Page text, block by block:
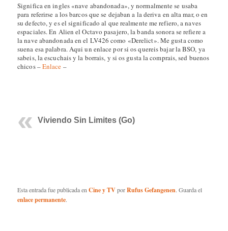
Significa en ingles «nave abandonada», y normalmente se usaba
para referirse a los barcos que se dejaban a la deriva en alta mar, o en
su defecto, y es el significado al que realmente me refiero, a naves
espaciales. En Alien el Octavo pasajero, la banda sonora se refiere a
la nave abandonada en el LV426 como «Derelict». Me gusta como
suena esa palabra. Aqui un enlace por si os quereis bajar la BSO, ya
sabeis, la escuchais y la borrais, y si os gusta la comprais, sed buenos
chicos –Enlace –
Viviendo Sin Limites (Go)
Esta entrada fue publicada enCine y TVporRufus Gefangenen. Guarda el
enlace permanente.